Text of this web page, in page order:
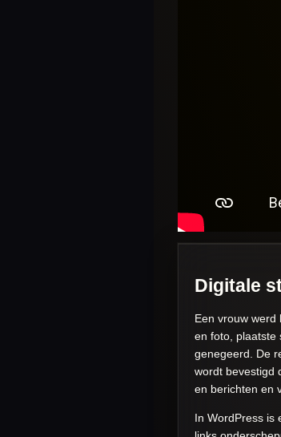
Digitale
Een vrouw
en foto, plaatste
genegeerd. De
wordt bevestigd
en berichten en
In WordPress is